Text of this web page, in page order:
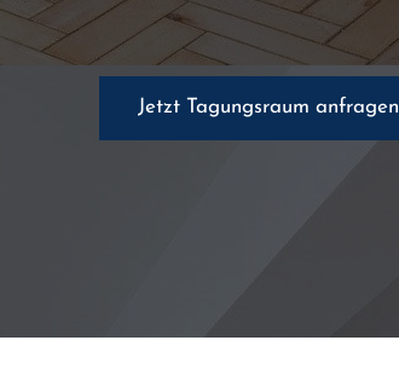
Jetzt Tagungsraum anfragen